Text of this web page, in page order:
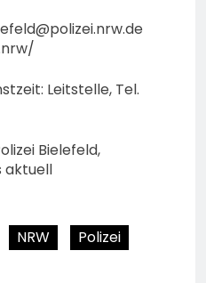
Leitstelle, Tel.
Bielefeld,
aktuell
NRW Polizei